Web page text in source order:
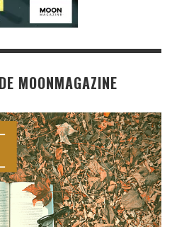
MOONMAGAZINE